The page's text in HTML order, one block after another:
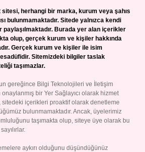
sitesi, herhangi bir marka, kurum veya şahıs
bulunmamaktadır. Sitede yalnızca kendi
paylaşılmaktadır. Burada yer alan içerikler
olup, gerçek kurum ve kişiler hakkında
Gerçek kurum ve kişiler ile isim
Sitemizdeki bilgiler taslak
taşımazlar.
gereğince Bilgi Teknolojileri ve İletişim
bir Yer Sağlayıcı olarak hizmet
içerikleri proaktif olarak denetleme
bulunmamaktadır. Ancak, üyelerimiz
taşımakta olup, siteye üye olarak bu
aykırı olduğunu düşündüğünüz